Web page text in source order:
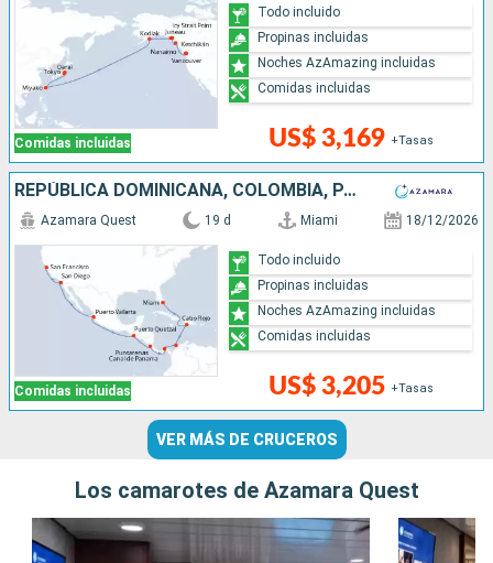
Comidas incluidas US$ 3,169 +Tasas
Todo incluido
Propinas incluidas
Noches AzAmazing incluidas
Comidas incluidas
REPÚBLICA DOMINICANA, COLOMBIA, PANAMÁ, COSTA RICA, GUATEMALA, MÉXICO, ESTADOS UNIDOS
Comidas incluidas
Azamara Quest 19 d Miami 18/12/2026
US$ 3,205 +Tasas
Todo incluido
Propinas incluidas
Noches AzAmazing incluidas
Comidas incluidas
VER MÁS DE CRUCEROS
Los camarotes de Azamara Quest